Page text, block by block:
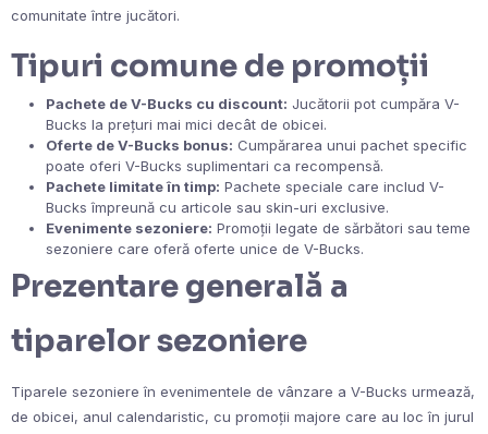
comunitate între jucători.
Tipuri comune de promoții
Pachete de V-Bucks cu discount: Jucătorii pot cumpăra V-
Bucks la prețuri mai mici decât de obicei.
Oferte de V-Bucks bonus: Cumpărarea unui pachet specific
poate oferi V-Bucks suplimentari ca recompensă.
Pachete limitate în timp: Pachete speciale care includ V-
Bucks împreună cu articole sau skin-uri exclusive.
Evenimente sezoniere: Promoții legate de sărbători sau teme
sezoniere care oferă oferte unice de V-Bucks.
Prezentare generală a
tiparelor sezoniere
Tiparele sezoniere în evenimentele de vânzare a V-Bucks urmează,
de obicei, anul calendaristic, cu promoții majore care au loc în jurul